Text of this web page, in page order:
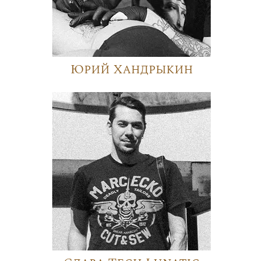
Юрий Хандрыкин